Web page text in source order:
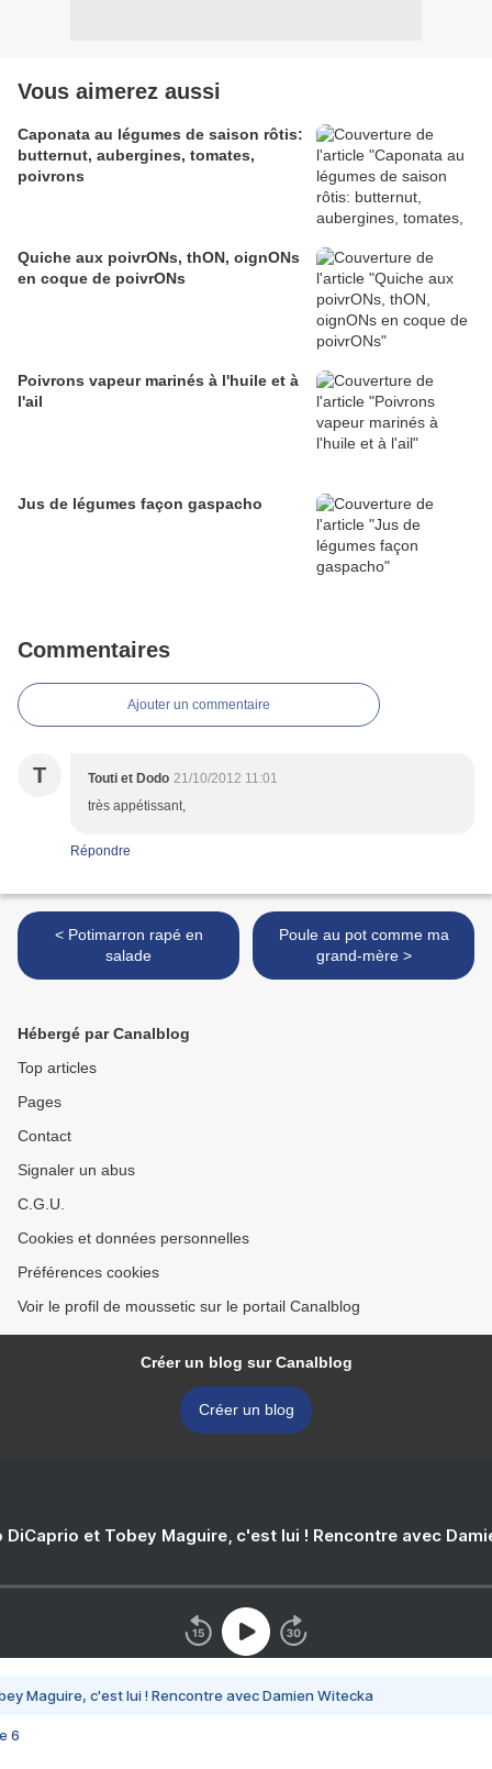
Vous aimerez aussi
Caponata au légumes de saison rôtis:
butternut, aubergines, tomates,
poivrons
Quiche aux poivrONs, thON, oignONs
en coque de poivrONs
Poivrons vapeur marinés à l'huile et à
l'ail
Jus de légumes façon gaspacho
Commentaires
Ajouter un commentaire
T Touti et Dodo 21/10/2012 11:01
très appétissant,
Répondre
< Potimarron rapé en
salade
Poule au pot comme ma
grand-mère >
Hébergé par Canalblog
Top articles
Pages
Contact
Signaler un abus
C.G.U.
Cookies et données personnelles
Préférences cookies
Voir le profil de moussetic sur le portail Canalblog
Créer un blog sur Canalblog
Créer un blog
DiCaprio et Tobey Maguire, c'est lui ! Rencontre avec
Maguire, c'est lui ! Rencontre avec Damien Witecka
6